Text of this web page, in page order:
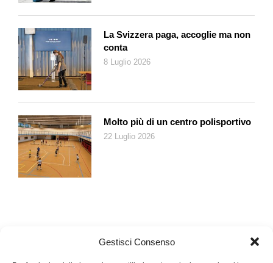
Gestisci Consenso
La Svizzera paga, accoglie ma non
conta
8 Luglio 2026
Molto più di un centro polisportivo
22 Luglio 2026